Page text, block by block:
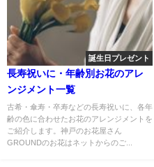
誕生日プレゼント
長寿祝いに・年齢別お花のアレ
ンジメント一覧
古希・傘寿・卒寿などの長寿祝いに、各年
齢の色に合わせたお花のアレンジメントを
ご紹介します。神戸のお花屋さん
GROUNDのお花はネットからのご...